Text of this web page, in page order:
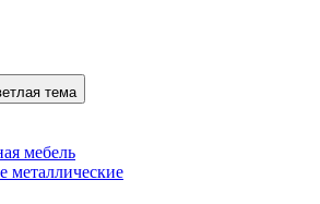
тема
мебель
металлические